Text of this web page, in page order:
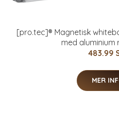
[pro.tec]® Magnetisk
med aluminium
483.99
MER